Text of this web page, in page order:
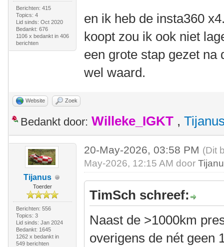
Berichten: 415
Topics: 4
Lid sinds: Oct 2020
Bedankt: 676
1106 x bedankt in 406
berichten
en ik heb de insta360
koopt zou ik ook niet
een grote stap gezet na
wel waard.
Website Zoek
Bedankt door: Willeke_IGKT ,
Tijanus
Toerder
Berichten: 556
Topics: 3
Lid sinds: Jan 2024
Bedankt: 1645
1262 x bedankt in
549 berichten
20-May-2026, 03:58 PM (Dit
May-2026, 12:15 AM door
TimSch schreef:
Naast de >1000km
overigens de nét geen